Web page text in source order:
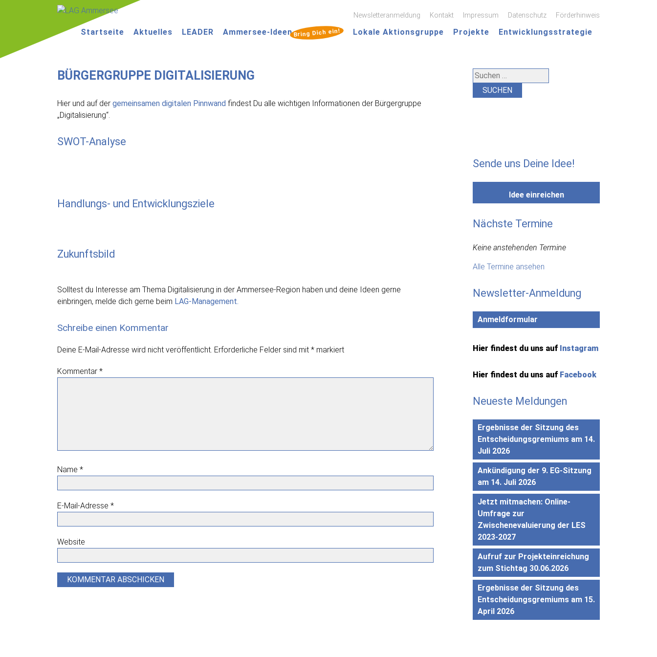
springen
LAG
Newsletteranmeldung Kontakt Impressum Datenschutz Förderhinweis
Hauptmenü
Startseite Aktuelles LEADER Ammersee-IdeenBring Dich ein! Lokale Aktionsgruppe Projekte Entwicklungsstrategie
BÜRGERGRUPPE DIGITALISIERUNG
Hier und auf der gemeinsamen digitalen Pinnwand findest Du alle wichtigen Informationen der Bürgergruppe
„Digitalisierung“.
SWOT-Analyse
Handlungs- und Entwicklungsziele
Zukunftsbild
Solltest du Interesse am Thema Digitalisierung in der Ammersee-Region haben und deine Ideen gerne
einbringen, melde dich gerne beim LAG-Management.
Schreibe einen Kommentar
Deine E-Mail-Adresse wird nicht veröffentlicht. Erforderliche Felder sind mit * markiert
Kommentar *
Name *
E-Mail-Adresse *
Website
Suchen
nach:
Sende uns Deine Idee!
Idee einreichen
Nächste Termine
Keine anstehenden Termine
Alle Termine ansehen
Newsletter-Anmeldung
Anmeldformular
Hier findest du uns auf Instagram
Hier findest du uns auf Facebook
Neueste Meldungen
Ergebnisse der Sitzung des
Entscheidungsgremiums am 14.
Juli 2026
Ankündigung der 9. EG-Sitzung
am 14. Juli 2026
Jetzt mitmachen: Online-
Umfrage zur
Zwischenevaluierung der LES
2023-2027
Aufruf zur Projekteinreichung
zum Stichtag 30.06.2026
Ergebnisse der Sitzung des
Entscheidungsgremiums am 15.
April 2026